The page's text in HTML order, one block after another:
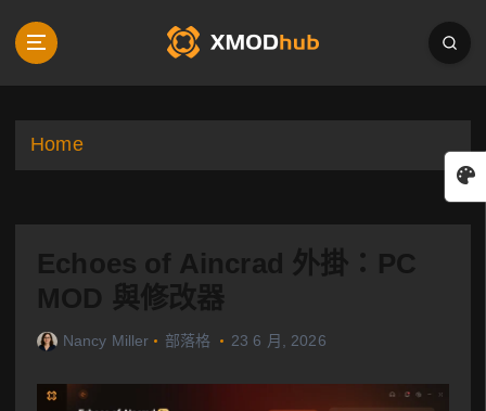
p
Home
Echoes of Aincrad 外掛：PC
MOD 與修改器
Nancy Miller 部落格 23 6 月, 2026